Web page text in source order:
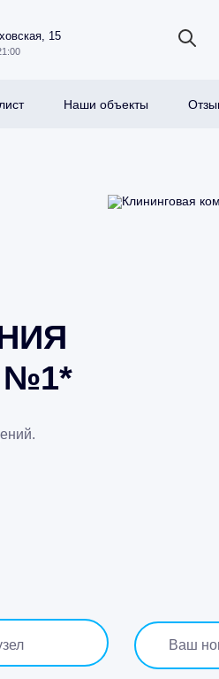
15
Наши объекты
№1*